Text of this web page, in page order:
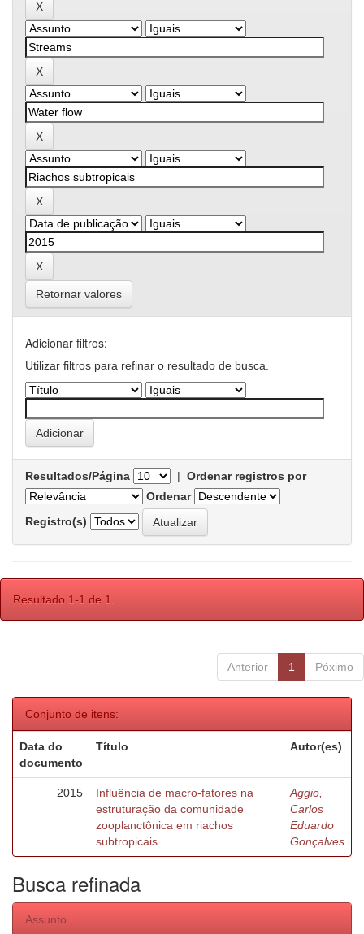
Retornar valores
Adicionar filtros:
Utilizar filtros para refinar o resultado de busca.
Resultados/Página | Ordenar registros por
Ordenar
Registro(s)
Resultado 1-1 de 1.
Anterior 1 Póximo
Conjunto de itens:
Data do
documento
Título Autor(es)
2015
Influência de macro-fatores na
estruturação da comunidade
zooplanctônica em riachos
subtropicais.
Aggio,
Carlos
Eduardo
Gonçalves
Busca refinada
Assunto